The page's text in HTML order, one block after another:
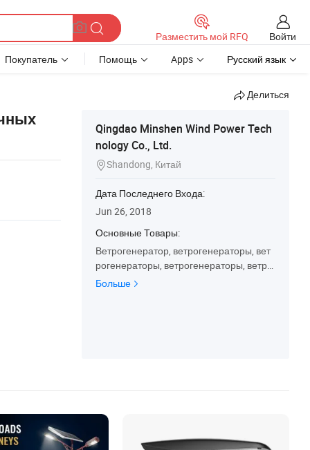
Разместить мой RFQ
Войти
Покупатель Помощь Apps Русский язык
Делиться
Qingdao Minshen Wind Power Tech
nology Co., Ltd.
Shandong, Китай
Дата Последнего Входа:
Jun 26, 2018
Основные Товары:
Ветрогенератор, ветрогенераторы, вет
рогенераторы, ветрогенераторы, ветро
генераторы, контроллеры, инверторы, с
Больше